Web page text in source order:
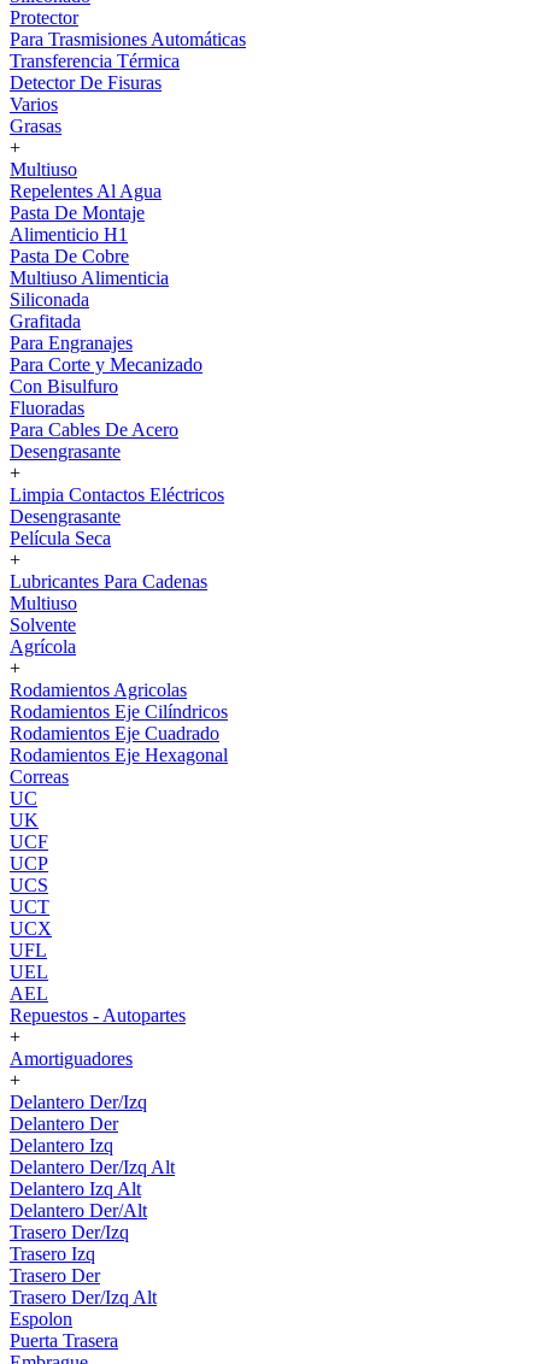
Protector
Para Trasmisiones Automáticas
Transferencia Térmica
Detector De Fisuras
Varios
Grasas
+
Multiuso
Repelentes Al Agua
Pasta De Montaje
Alimenticio H1
Pasta De Cobre
Multiuso Alimenticia
Siliconada
Grafitada
Para Engranajes
Para Corte y Mecanizado
Con Bisulfuro
Fluoradas
Para Cables De Acero
Desengrasante
+
Limpia Contactos Eléctricos
Desengrasante
Película Seca
+
Lubricantes Para Cadenas
Multiuso
Solvente
Agrícola
+
Rodamientos Agricolas
Rodamientos Eje Cilíndricos
Rodamientos Eje Cuadrado
Rodamientos Eje Hexagonal
Correas
UC
UK
UCF
UCP
UCS
UCT
UCX
UFL
UEL
AEL
Repuestos - Autopartes
+
Amortiguadores
+
Delantero Der/Izq
Delantero Der
Delantero Izq
Delantero Der/Izq Alt
Delantero Izq Alt
Delantero Der/Alt
Trasero Der/Izq
Trasero Izq
Trasero Der
Trasero Der/Izq Alt
Espolon
Puerta Trasera